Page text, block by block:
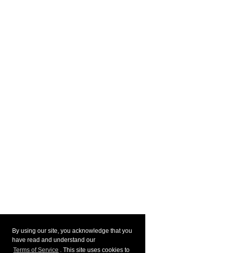
By using our site, you acknowledge that you
have read and understand our
Terms of Service . This site uses cookies to